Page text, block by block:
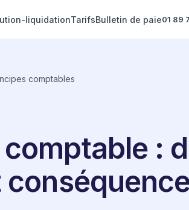
liquidationTarifsBulletin de paie01 89
comptables
comptable :